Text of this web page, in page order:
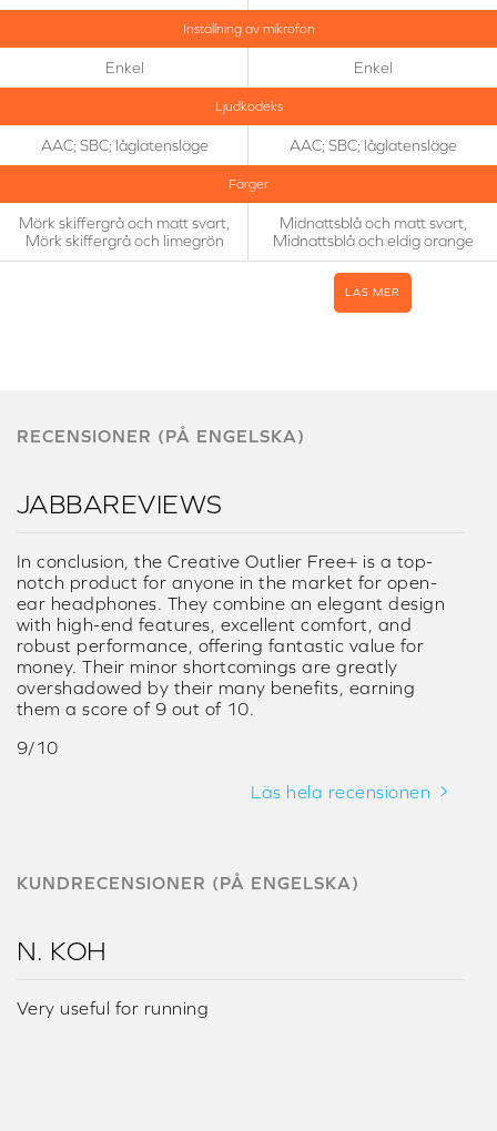
Inställning av mikrofon
Enkel Enkel
Ljudkodeks
AAC; SBC; låglatensläge AAC; SBC; låglatensläge
Färger
Mörk skiffergrå och matt svart,
Mörk skiffergrå och limegrön
Midnattsblå och matt svart,
Midnattsblå och eldig orange
LÄS MER
RECENSIONER (PÅ ENGELSKA)
JABBAREVIEWS
In conclusion, the Creative Outlier Free+ is a top-
notch product for anyone in the market for open-
ear headphones. They combine an elegant design
with high-end features, excellent comfort, and
robust performance, offering fantastic value for
money. Their minor shortcomings are greatly
overshadowed by their many benefits, earning
them a score of 9 out of 10.
9/10
Läs hela recensionen
KUNDRECENSIONER (PÅ ENGELSKA)
N. KOH
Very useful for running